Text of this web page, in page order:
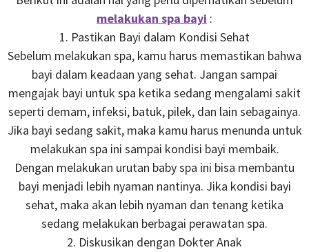
melakukan spa bayi :
1. Pastikan Bayi dalam Kondisi Sehat
Sebelum melakukan spa, kamu harus memastikan bahwa
bayi dalam keadaan yang sehat. Jangan sampai
mengajak bayi untuk spa ketika sedang mengalami sakit
seperti demam, infeksi, batuk, pilek, dan lain sebagainya.
Jika bayi sedang sakit, maka kamu harus menunda untuk
melakukan spa ini sampai kondisi bayi membaik.
Dengan melakukan urutan baby spa ini bisa membantu
bayi menjadi lebih nyaman nantinya. Jika kondisi bayi
sehat, maka akan lebih nyaman dan tenang ketika
sedang melakukan berbagai perawatan spa.
2. Diskusikan dengan Dokter Anak